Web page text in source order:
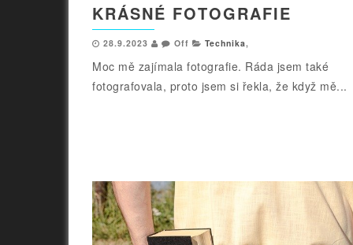
KRÁSNÉ FOTOGRAFIE
28.9.2023 Off Technika,
Moc mě zajímala fotografie. Ráda jsem také
fotografovala, proto jsem si řekla, že když mě...